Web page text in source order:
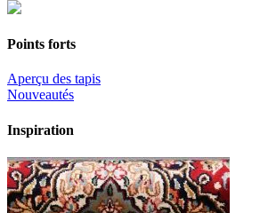
Points forts
Aperçu des tapis
Nouveautés
Inspiration